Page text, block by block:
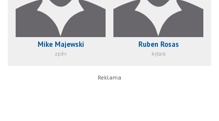
Mike Majewski
zpěv
Ruben Rosas
kytara